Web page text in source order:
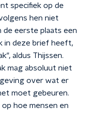
specifiek op de
hen niet
de eerste plaats een
in deze brief heeft,
aldus Thijssen.
mag absoluut niet
over wat er
moet gebeuren.
hoe mensen en